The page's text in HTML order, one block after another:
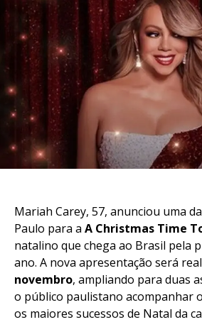
Mariah Carey, 57, anunciou uma
Paulo para a A Christmas Time
natalino que chega ao Brasil pela
ano. A nova apresentação será
novembro, ampliando para duas
o público paulistano acompanhar
os maiores sucessos de Natal da